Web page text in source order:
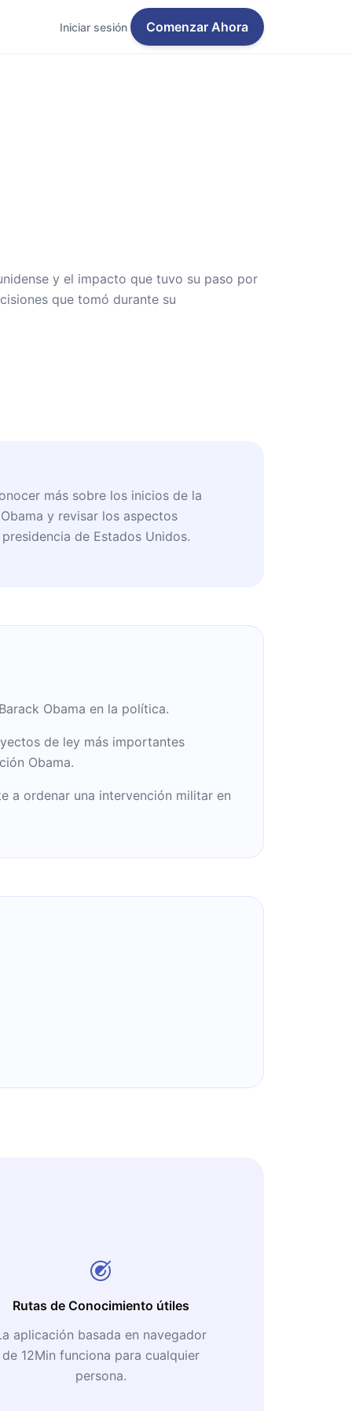
Iniciar sesión Comenzar Ahora
y el impacto que tuvo su paso por
que tomó durante su
más sobre los inicios de la
y revisar los aspectos
de Estados Unidos.
Obama en la política.
de ley más importantes
Obama.
a ordenar una intervención militar en
Rutas de Conocimiento útiles
aplicación basada en navegador
de 12Min funciona para cualquier
persona.